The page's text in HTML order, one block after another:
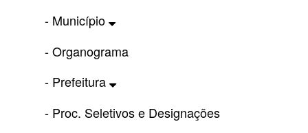
- Município
- Organograma
- Prefeitura
- Proc. Seletivos e Designações